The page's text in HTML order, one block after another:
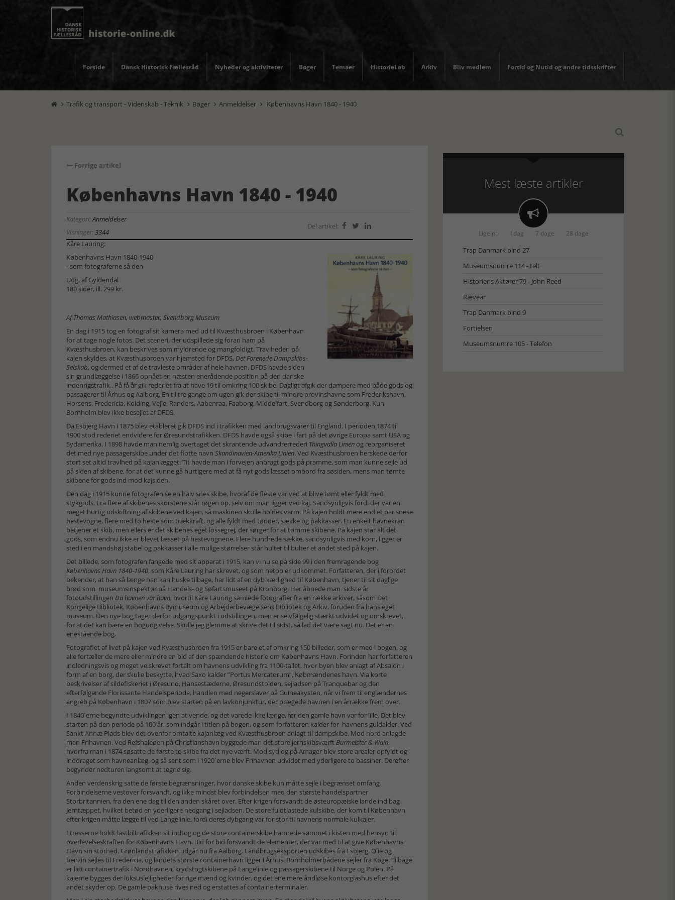
Forside Dansk Historisk Fællesråd Nyheder og aktiviteter Bøger Temaer HistorieLab Arkiv Bliv medlem Fortid og Nutid og andre tidsskrifter
 Trafik og transport - Videnskab - Teknik  Bøger  Anmeldelser  Københavns Havn 1840 - 1940

Forrige artikel
Københavns Havn 1840 - 1940
Kategori:Anmeldelser
Visninger:3344
Del artikel:   
Kåre Lauring:
Københavns Havn 1840-1940
- som fotograferne så den
Udg. afGyldendal
180 sider, ill. 299 kr.
Af Thomas Mathiasen, webmaster, Svendborg Museum
En dag i 1915 tog en fotograf sit kamera med ud til Kvæsthusbroen i København
for at tage nogle fotos. Det sceneri, der udspillede sig foran ham på
Kvæsthusbroen, kan beskrives som myldrende og mangfoldigt. Travlheden på
kajen skyldes, at Kvæsthusbroen var hjemsted for DFDS, Det Forenede Dampskibs-
Selskab, og dermed et af de travleste områder af hele havnen. DFDS havde siden
sin grundlæggelse i 1866 opnået en næsten enerådende position på den danske
indenrigstrafik.. På få år gik rederiet fra at have 19 til omkring 100 skibe. Dagligt afgik der dampere med både gods og
passagerer til Århus og Aalborg. En til tre gange om ugen gik der skibe til mindre provinshavne som Frederikshavn,
Horsens, Fredericia, Kolding, Vejle, Randers, Aabenraa, Faaborg, Middelfart, Svendborg og Sønderborg. Kun
Bornholm blev ikke besejlet af DFDS.
Da Esbjerg Havn i 1875 blev etableret gik DFDS ind i trafikken med landbrugsvarer til England. I perioden 1874 til
1900 stod rederiet endvidere for Øresundstrafikken. DFDS havde også skibe i fart på det øvrige Europa samt USA og
Sydamerika. I 1898 havde man nemlig overtaget det skrantende udvandrerrederi Thingvalla Linien og reorganiseret
det med nye passagerskibe under det flotte navn Skandinavien-Amerika Linien. Ved Kvæsthusbroen herskede derfor
stort set altid travlhed på kajanlægget. Tit havde man i forvejen anbragt gods på pramme, som man kunne sejle ud
på siden af skibene, for at det kunne gå hurtigere med at få nyt gods læsset ombord fra søsiden, mens man tømte
skibene for gods ind mod kajsiden.
Den dag i 1915 kunne fotografen se en halv snes skibe, hvoraf de fleste var ved at blive tømt eller fyldt med
stykgods. Fra flere af skibenes skorstene står røgen op, selv om man ligger ved kaj. Sandsynligvis fordi der var en
meget hurtig udskiftning af skibene ved kajen, så maskinen skulle holdes varm. På kajen holdt mere end et par snese
hestevogne, flere med to heste som trækkraft, og alle fyldt med tønder, sække og pakkasser. En enkelt havnekran
betjener et skib, men ellers er det skibenes eget lossegrej, der sørger for at tømme skibene. På kajen står alt det
gods, som endnu ikke er blevet læsset på hestevognene. Flere hundrede sække, sandsynligvis med korn, ligger er
sted i en mandshøj stabel og pakkasser i alle mulige størrelser står hulter til bulter et andet sted på kajen.
Det billede, som fotografen fangede med sit apparat i 1915, kan vi nu se på side 99 i den fremragende bog
Københavns Havn 1840-1940, som Kåre Lauring har skrevet, og som netop er udkommet. Forfatteren, der i forordet
bekender, at han så længe han kan huske tilbage, har lidt af en dyb kærlighed til København, tjener til sit daglige
brød som museumsinspektør på Handels- og Søfartsmuseet på Kronborg. Her åbnede man sidste år
fotoudstillingen Da havnen var havn, hvortil Kåre Lauring samlede fotografier fra en række arkiver, såsom Det
Kongelige Bibliotek, Københavns Bymuseum og Arbejderbevægelsens Bibliotek og Arkiv, foruden fra hans eget
museum. Den nye bog tager derfor udgangspunkt i udstillingen, men er selvfølgelig stærkt udvidet og omskrevet,
for at det kan bære en bogudgivelse. Skulle jeg glemme at skrive det til sidst, så lad det være sagt nu. Det er en
enestående bog.
Fotografiet af livet på kajen ved Kvæsthusbroen fra 1915 er bare et af omkring 150 billeder, som er med i bogen, og
alle fortæller de mere eller mindre en bid af den spændende historie om Københavns Havn. Forinden har forfatteren
indledningsvis og meget velskrevet fortalt om havnens udvikling fra 1100-tallet, hvor byen blev anlagt af Absalon i
form af en borg, der skulle beskytte, hvad Saxo kalder ”Portus Mercatorum”, Købmændenes havn. Via korte
beskrivelser af sildefiskeriet i Øresund, Hansestæderne, Øresundstolden, sejladsen på Tranquebar og den
efterfølgende Florissante Handelsperiode, handlen med negerslaver på Guineakysten, når vi frem til englændernes
angreb på København i 1807 som blev starten på en lavkonjunktur, der prægede havnen i en årrække frem over.
I 1840´erne begyndte udviklingen igen at vende, og det varede ikke længe, før den gamle havn var for lille. Det blev
starten på den periode på 100 år, som indgår i titlen på bogen, og som forfatteren kalder for havnens guldalder. Ved
Sankt Annæ Plads blev det ovenfor omtalte kajanlæg ved Kvæsthusbroen anlagt til dampskibe. Mod nord anlagde
man Frihavnen. Ved Refshaleøen på Christianshavn byggede man det store jernskibsværft Burmeister & Wain,
hvorfra man i 1874 søsatte de første to skibe fra det nye værft. Mod syd og på Amager blev store arealer opfyldt og
inddraget som havneanlæg, og så sent som i 1920´erne blev Frihavnen udvidet med yderligere to bassiner. Derefter
begynder nedturen langsomt at tegne sig.
Anden verdenskrig satte de første begrænsninger, hvor danske skibe kun måtte sejle i begrænset omfang.
Forbindelserne vestover forsvandt, og ikke mindst blev forbindelsen med den største handelspartner
Storbritannien, fra den ene dag til den anden skåret over. Efter krigen forsvandt de østeuropæiske lande ind bag
Jerntæppet, hvilket betød en yderligere nedgang i sejladsen. De store fuldtlastede kulskibe, der kom til København
efter krigen måtte lægge til ved Langelinie, fordi deres dybgang var for stor til havnens normale kulkajer.
I tresserne holdt lastbiltrafikken sit indtog og de store containerskibe hamrede sømmet i kisten med hensyn til
overlevelseskraften for Københavns Havn. Bid for bid forsvandt de elementer, der var med til at give Københavns
Havn sin storhed. Grønlandstrafikken udgår nu fra Aalborg. Landbrugseksporten udskibes fra Esbjerg. Olie og
benzin sejles til Fredericia, og landets største containerhavn ligger i Århus. Bornholmerbådene sejler fra Køge. Tilbage
er lidt containertrafik i Nordhavnen, krydstogtskibene på Langelinie og passagerskibene til Norge og Polen. På
kajerne bygges der luksuslejligheder for rige mænd og kvinder, og det ene mere åndløse kontorglashus efter det
andet skyder op. De gamle pakhuse rives ned og erstattes af containerterminaler.
Mest læste artikler

Lige nu I dag 7 dage 28 dage
Trap Danmark bind 27
Museumsnumre 114 - telt
Historiens Aktører 79 - John Reed
Ræveår
Trap Danmark bind 9
Fortielsen
Museumsnumre 105 - Telefon